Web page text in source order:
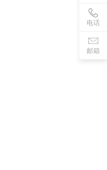
电话
邮箱